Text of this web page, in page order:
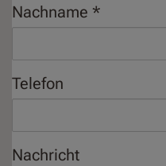
Nachname
Telefon
Nachricht